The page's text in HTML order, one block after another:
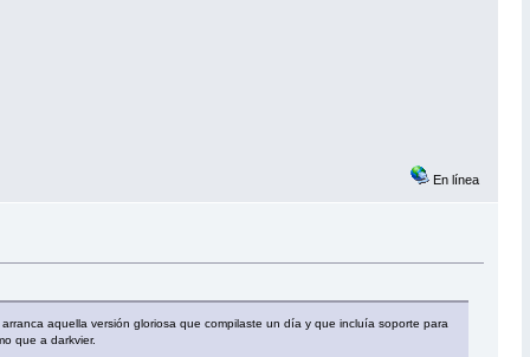
En línea
aquella versión gloriosa que compilaste un día y que incluía soporte para
que a darkvier.